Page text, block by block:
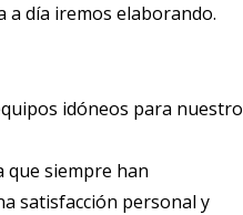
a día iremos elaborando.
idóneos para nuestro
que siempre han
satisfacción personal y